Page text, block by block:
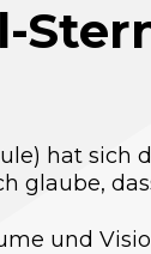
hat sich
glaube,
und